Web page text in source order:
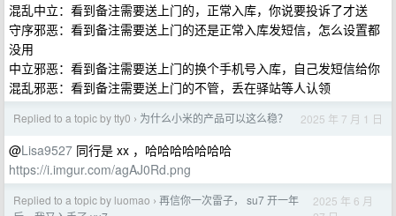
混乱中立：看到备注需要送上门的，正常入库，你说要投诉了才送
守序邪恶：看到备注需要送上门的还是正常入库发短信，怎么设置都
没用
中立邪恶：看到备注需要送上门的换个手机号入库，自己发短信给你
混乱邪恶：看到备注需要送上门的不管，丢在驿站等人认领
Replied to a topic by tty0 › 为什么小米的产品可以这么稳？ 2025 年 7 月 1 日
@Lisa9527 同行是 xx ，哈哈哈哈哈哈哈
https://i.imgur.com/agAJ0Rd.png
Replied to a topic by luomao › 再信你一次雷子， su7 开一年
2025 年 6 月